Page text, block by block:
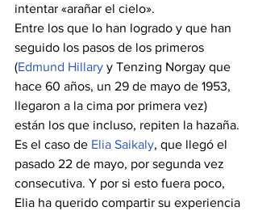
intentar «arañar el cielo».
Entre los que lo han logrado y que han
seguido los pasos de los primeros
(Edmund Hillary y Tenzing Norgay que
hace 60 años, un 29 de mayo de 1953,
llegaron a la cima por primera vez)
están los que incluso, repiten la hazaña.
Es el caso de Elia Saikaly, que llegó el
pasado 22 de mayo, por segunda vez
consecutiva. Y por si esto fuera poco,
Elia ha querido compartir su experiencia